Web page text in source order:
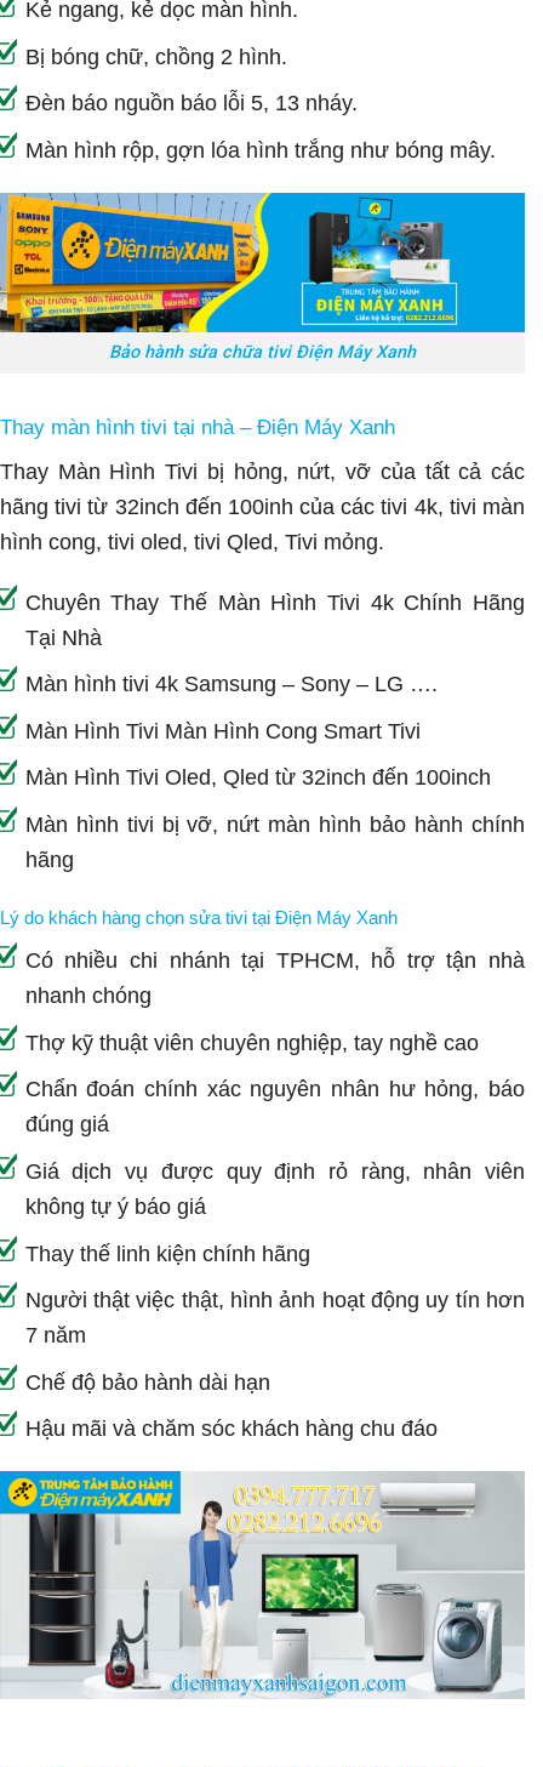
Kẻ ngang, kẻ dọc màn hình.
Bị bóng chữ, chồng 2 hình.
Đèn báo nguồn báo lỗi 5, 13 nháy.
Màn hình rộp, gợn lóa hình trắng như bóng mây.
Bảo hành sửa chữa tivi Điện Máy Xanh
Thay màn hình tivi tại nhà – Điện Máy Xanh
Thay Màn Hình Tivi bị hỏng, nứt, vỡ của tất cả các
hãng tivi từ 32inch đến 100inh của các tivi 4k, tivi màn
hình cong, tivi oled, tivi Qled, Tivi mỏng.
Chuyên Thay Thế Màn Hình Tivi 4k Chính Hãng
Tại Nhà
Màn hình tivi 4k Samsung – Sony – LG ….
Màn Hình Tivi Màn Hình Cong Smart Tivi
Màn Hình Tivi Oled, Qled từ 32inch đến 100inch
Màn hình tivi bị vỡ, nứt màn hình bảo hành chính
hãng
Lý do khách hàng chọn sửa tivi tại Điện Máy Xanh
Có nhiều chi nhánh tại TPHCM, hỗ trợ tận nhà
nhanh chóng
Thợ kỹ thuật viên chuyên nghiệp, tay nghề cao
Chẩn đoán chính xác nguyên nhân hư hỏng, báo
đúng giá
Giá dịch vụ được quy định rỏ ràng, nhân viên
không tự ý báo giá
Thay thế linh kiện chính hãng
Người thật việc thật, hình ảnh hoạt động uy tín hơn
7 năm
Chế độ bảo hành dài hạn
Hậu mãi và chăm sóc khách hàng chu đáo